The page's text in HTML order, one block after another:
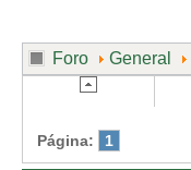
Foro General
Página: 1